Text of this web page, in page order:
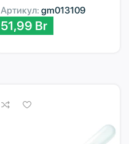
Артикул: gm013109
51,99 Br